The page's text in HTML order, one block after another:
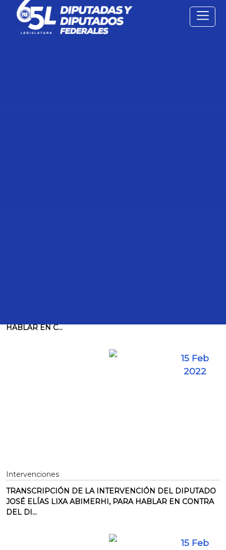
HABLAR EN C...
15 Feb
2022
Intervenciones
TRANSCRIPCIÓN DE LA INTERVENCIÓN DEL DIPUTADO
JOSÉ ELÍAS LIXA ABIMERHI, PARA HABLAR EN CONTRA
DEL DI...
15 Feb